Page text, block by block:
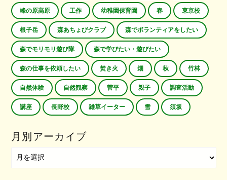
峰の原高原 工作 幼稚園保育園 春 東京校
根子岳 森あちょびクラブ 森でボランティアをしたい
森でモリモリ遊び隊 森で学びたい・遊びたい
森の仕事を依頼したい 焚き火 畑 秋 竹林
自然体験 自然観察 菅平 親子 調査活動
講座 長野校 雑草イーター 雪 須坂
月別アーカイブ